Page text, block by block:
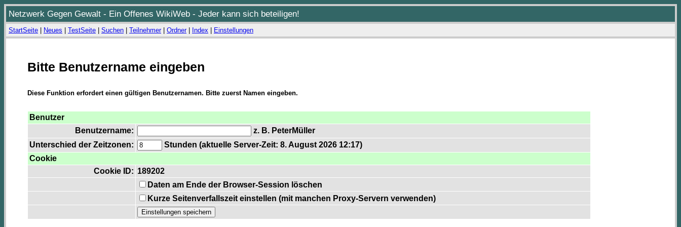
Netzwerk Gegen Gewalt - Ein Offenes WikiWeb - Jeder kann sich beteiligen!
StartSeite Neues TestSeite Suchen Teilnehmer| Ordner| Index Einstellungen
Bitte Benutzername eingeben
Diese Funktion erfordert einen gültigen Benutzernamen. Bitte zuerst Namen eingeben.
Benutzer
Benutzername:
z. B. PeterMüller
Unterschied der Zeitzonen:
Stunden (aktuelle Server-Zeit: 8. August 2026 12:17)
Cookie
Cookie ID: 189202
Daten am Ende der Browser-Session löschen
Kurze Seitenverfallszeit einstellen (mit manchen Proxy-Servern verwenden)